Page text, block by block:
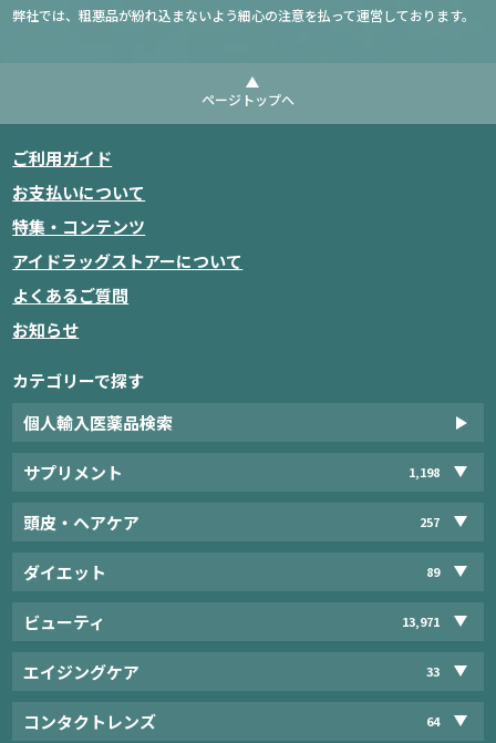
弊社では、粗悪品が紛れ込まないよう細心の注意を払って運営しております。
ページトップへ
ご利用ガイド
お支払いについて
特集・コンテンツ
アイドラッグストアーについて
よくあるご質問
お知らせ
カテゴリーで探す
個人輸入医薬品検索
サプリメント 1,198
頭皮・ヘアケア 257
ダイエット 89
ビューティ 13,971
エイジングケア 33
コンタクトレンズ 64